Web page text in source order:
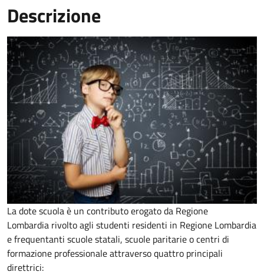
Descrizione
La dote scuola è un contributo erogato da Regione
Lombardia rivolto agli studenti residenti in Regione Lombardia
e frequentanti scuole statali, scuole paritarie o centri di
formazione professionale attraverso quattro principali
direttrici: